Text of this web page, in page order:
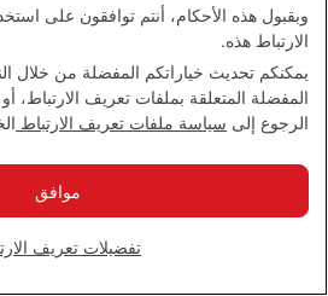
لن تقبل طيران الإمارات نقل أي
فترة الحمل أو وضعت مولودها قبل السفر
ما هي السياسة المتبعة في ما
البضائع الخطرة عبارة عن مواد
الركاب وسلامتهم أو قد تتسبب في
ويشار إلى هذه البضائع أيضا
وبقبول هذه الأحكام، أنتم توافقون على
الارتباط هذه.
يمكنكم تحديث خياراتكم المفضلة من خلال
المفضلة المتعلقة بملفات تعريف
الرجوع إلى سياسة ملفات تعريف الارتباط
تفضيلات تعريف
موافق